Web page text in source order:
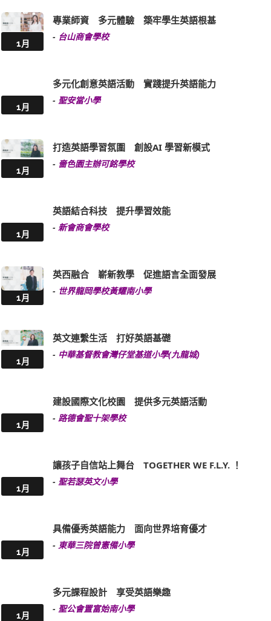
1月
專業師資 多元體驗 築牢學生英語根基
- 台山商會學校
1月
多元化創意英語活動 實踐提升英語能力
- 聖安當小學
1月
打造英語學習氛圍 創設AI 學習新模式
- 嗇色園主辦可銘學校
1月
英語結合科技 提升學習效能
- 新會商會學校
1月
英西融合 嶄新教學 促進語言全面發展
- 世界龍岡學校黃耀南小學
1月
英文連繫生活 打好英語基礎
- 中華基督教會灣仔堂基道小學(九龍城)
1月
建設國際文化校園 提供多元英語活動
- 路德會聖十架學校
1月
讓孩子自信站上舞台 TOGETHER WE F.L.Y. ！
- 聖若瑟英文小學
1月
具備優秀英語能力 面向世界培育優才
- 東華三院曾憲備小學
1月
多元課程設計 享受英語樂趣
- 聖公會置富始南小學